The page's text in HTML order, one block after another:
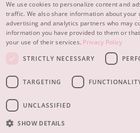
Peau ménopausée
À PROPOS
CONSEILS BEAUTÉ
We use cookies to personalize content and
traffic. We also share information about your
advertising and analytics partners who may
information you have provided to them or
your use of their services. Privacy Policy
STRICTLY NECESSARY
TARGETING
UNCLASSIFIED
SHOW DETAILS